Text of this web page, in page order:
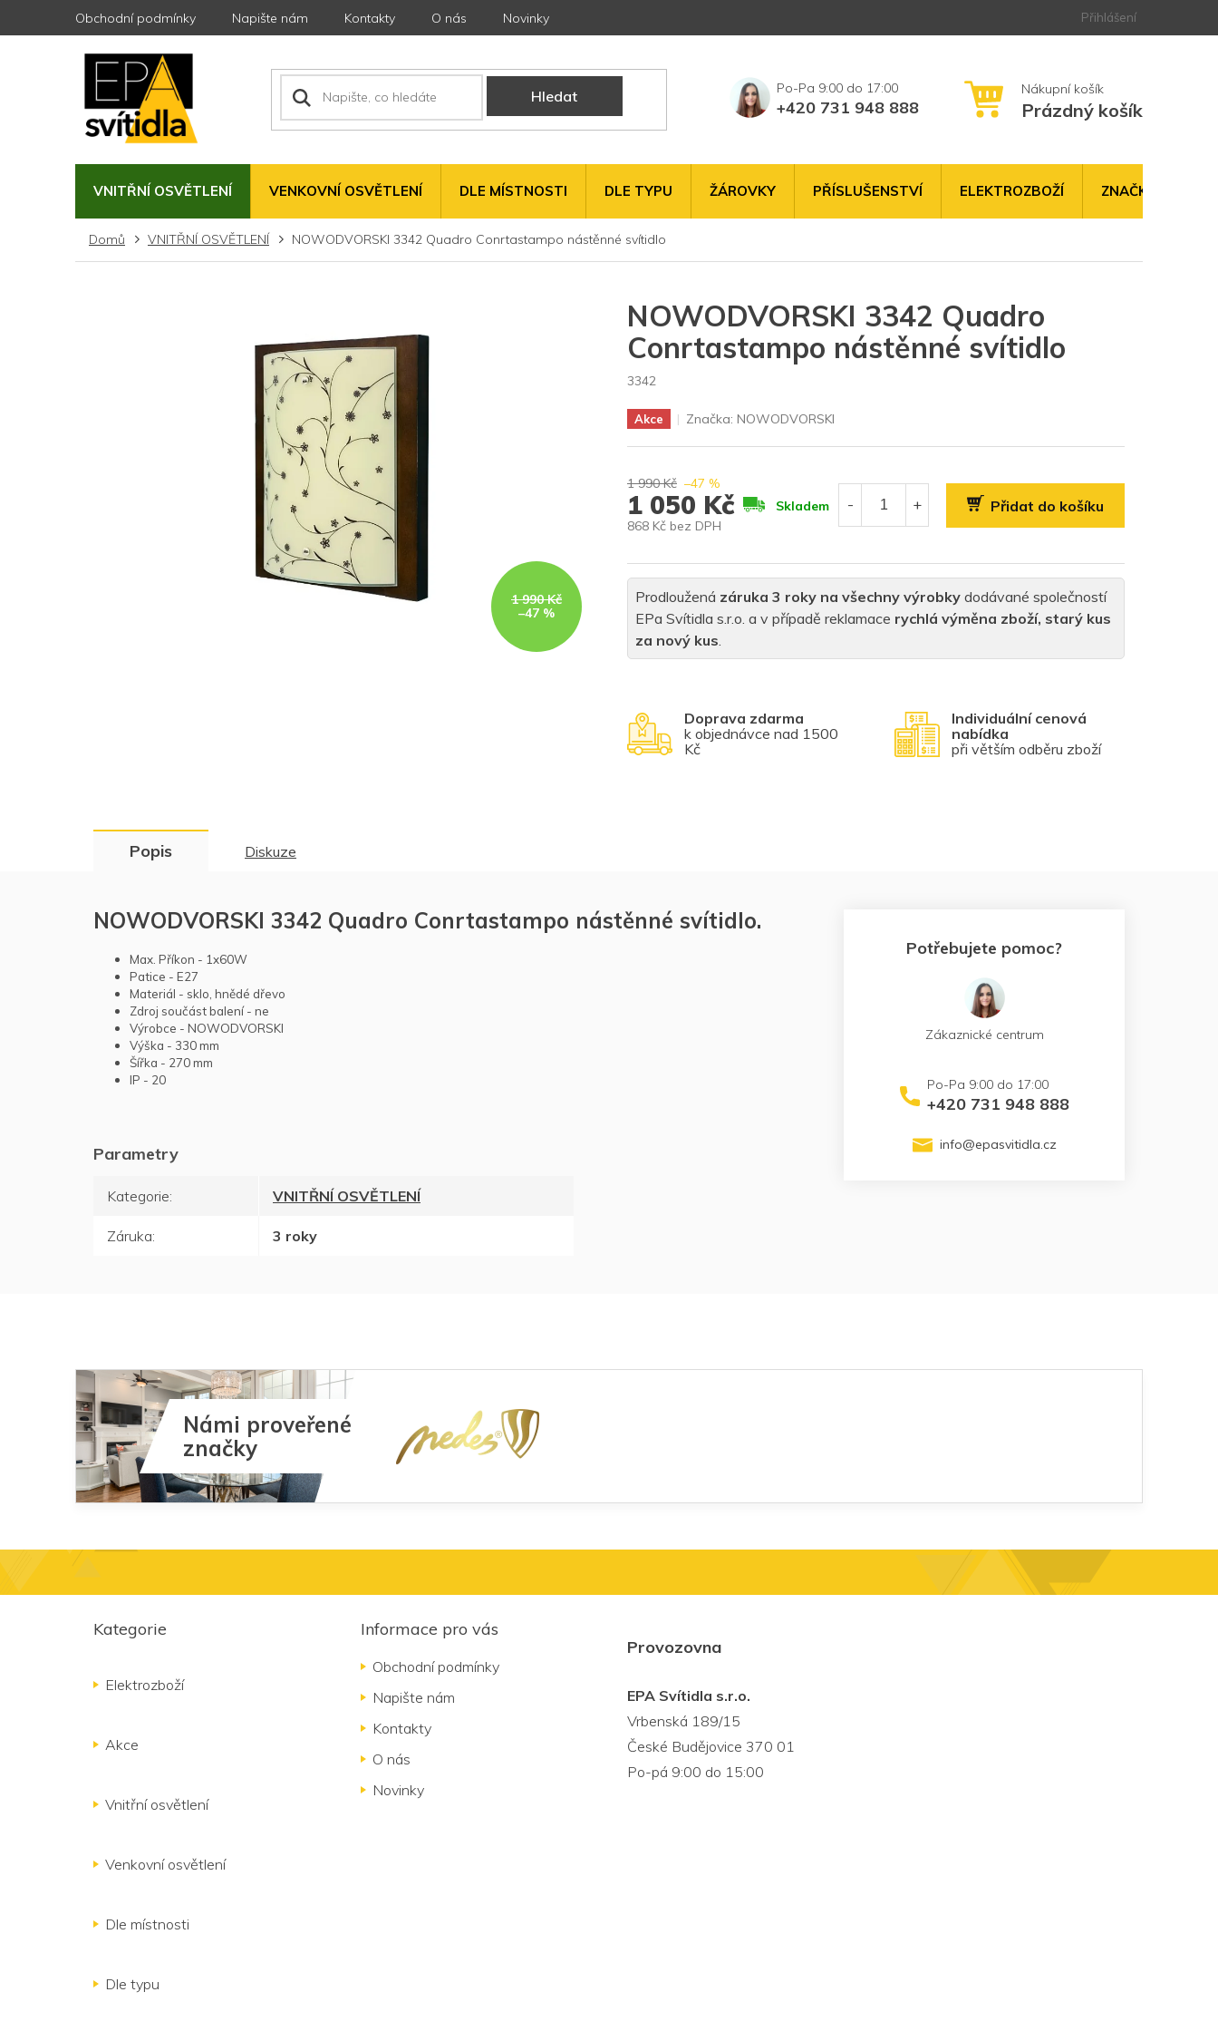
Obchodní podmínky Napište nám Kontakty O nás Novinky Přihlášení
Hledat
+420 731 948 888
NÁKUPNÍPrázdný košík
VNITŘNÍ OSVĚTLENÍ VENKOVNÍ OSVĚTLENÍ DLE MÍSTNOSTI DLE TYPU ŽÁROVKY PŘÍSLUŠENSTVÍ ELEKTROZBOŽÍ ZNAČKY
Domů VNITŘNÍ OSVĚTLENÍ NOWODVORSKI 3342 Quadro Conrtastampo nástěnné svítidlo
1 990 Kč
–47 %
Doprava zdarma
k objednávce nad 1500
Kč
Individuální cenová
nabídka
při větším odběru zboží
Prodloužená záruka 3 roky na všechny výrobky dodávané společností
EPa Svítidla s.r.o. a v případě reklamace rychlá výměna zboží, starý kus
za nový kus.
1 990 Kč –47 %
1 050 Kč
868 Kč bez DPH
cena:
Skladem Přidat do košíku
NOWODVORSKI 3342 Quadro
Conrtastampo nástěnné svítidlo
3342
Akce Značka: NOWODVORSKI
Popis Diskuze
NOWODVORSKI 3342 Quadro Conrtastampo nástěnné svítidlo.
Max. Příkon - 1x60W
Patice - E27
Materiál - sklo, hnědé dřevo
Zdroj součást balení - ne
Výrobce - NOWODVORSKI
Výška - 330 mm
Šířka - 270 mm
IP - 20
Kategorie: VNITŘNÍ OSVĚTLENÍ
Záruka: 3 roky
Potřebujete pomoc?
Zákaznické centrum
+420 731 948 888
info@epasvitidla.cz
Námi proveřené
značky
Kategorie
Elektrozboží
Akce
Vnitřní osvětlení
Venkovní osvětlení
Dle místnosti
Dle typu
Informace pro vás
Obchodní podmínky
Napište nám
Kontakty
O nás
Novinky
Provozovna
EPA Svítidla s.r.o.
Vrbenská 189/15
České Budějovice 370 01
Po-pá 9:00 do 15:00